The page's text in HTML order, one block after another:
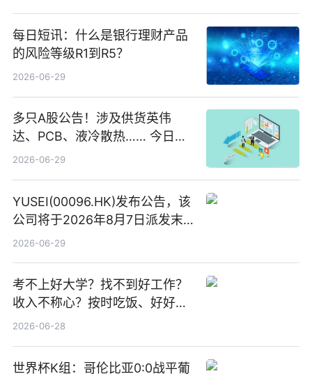
每日短讯：什么是银行理财产品
的风险等级R1到R5？
2026-06-29
多只A股公告！涉及供货英伟
达、PCB、液冷散热…… 今日快
讯
2026-06-29
YUSEI(00096.HK)发布公告，该
公司将于2026年8月7日派发末
期股息每股人民币0.013元 每日
2026-06-29
考不上好大学？找不到好工作？
收入不称心？按时吃饭、好好睡
觉
2026-06-28
世界杯K组：哥伦比亚0:0战平葡